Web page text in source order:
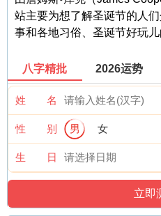
站主要为想了解圣诞节的人
事和各地习俗、圣诞节好玩儿
八字精批 2026运势
姓 名
性 别 男 女
生 日